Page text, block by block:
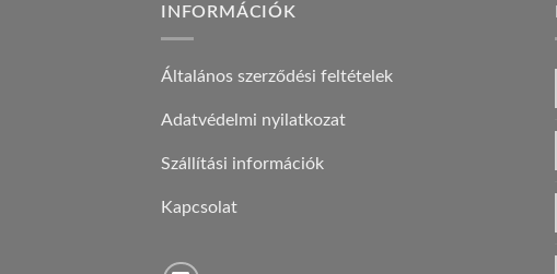
INFORMÁCIÓK
Általános szerződési feltételek
Adatvédelmi nyilatkozat
Szállítási információk
Kapcsolat